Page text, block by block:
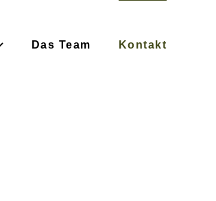
Das Team Kontakt